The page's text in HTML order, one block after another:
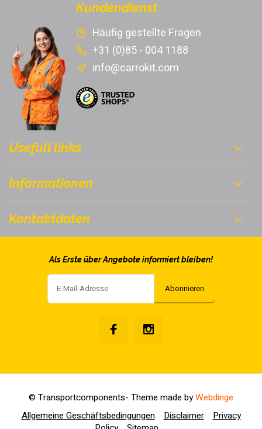
Kundendienst
Häufig gestellte Fragen
+31 (0)85 - 004 1188
info@carrokit.com
Usefull links
Informationen
Kontaktdaten
Als Erste über Angebote informiert bleiben!
Abonnieren
Allgemeine Geschäftsbedingungen Disclaimer
Privacy
© Transportcomponents- Theme made byWebdinge